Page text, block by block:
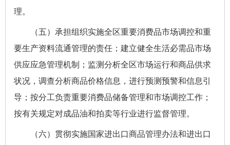
理。
（五）承担组织实施全区重要消费品市场调控和重
要生产资料流通管理的责任 ； 建立健全生活必需品市场
供应应急管理机制
； 监测分析全区市场运行和商品供求
状况，调查分析商品价格信息，进行预测预警和信息引
导；按分工负责重要消费品储备管理和市场调控工作 ；
按有关规定对成品油和拍卖等行业进行监督管理。
（六）贯彻实施国家进出口商品管理办法和进出口